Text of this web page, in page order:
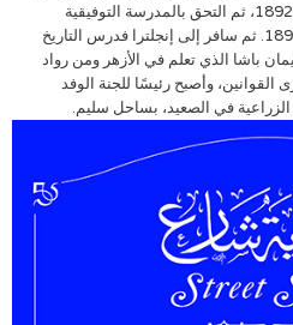
تعليمه بمدرسة أسيوط الابتدائية عام 1892، ثم التحق بالمدرسة التوفيقية
بالقاهرة، حيث أتم دراسته فيها عام 1897. ثم سافر إلى إنجلترا فدرس التاريخ
باشا الذي تعلم في الأزهر ومن رواد
وأصبح رئيسًا للجنة الوفد
الزراعية في الصعيد‏، بساحل سليم.